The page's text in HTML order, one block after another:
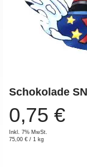
Anfang
Bildergalerie
springen
Schokolade
0,75 €
Inkl. 7% MwSt.
75,00 € / 1 kg